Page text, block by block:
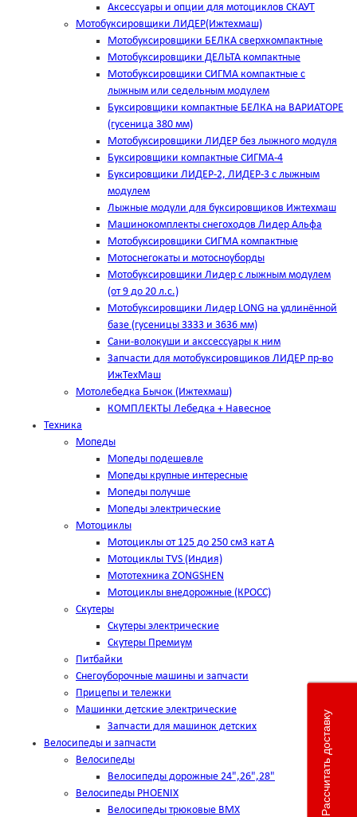
Аксессуары и опции для мотоциклов СКАУТ
Мотобуксировщики ЛИДЕР(Ижтехмаш)
Мотобуксировщики БЕЛКА сверхкомпактные
Мотобуксировщики ДЕЛЬТА компактные
Мотобуксировщики СИГМА компактные с
лыжным или седельным модулем
Буксировщики компактные БЕЛКА на ВАРИАТОРЕ
(гусеница 380 мм)
Мотобуксировщики ЛИДЕР без лыжного модуля
Буксировщики компактные СИГМА-4
Буксировщики ЛИДЕР-2, ЛИДЕР-3 c лыжным
модулем
Лыжные модули для буксировщиков Ижтехмаш
Машинокомплекты снегоходов Лидер Альфа
Мотобуксировщики СИГМА компактные
Мотоснегокаты и мотосноуборды
Мотобуксировщики Лидер с лыжным модулем
(от 9 до 20 л.с.)
Мотобуксировщики Лидер LONG на удлинённой
базе (гусеницы 3333 и 3636 мм)
Сани-волокуши и акссессуары к ним
Запчасти для мотобуксировщиков ЛИДЕР пр-во
ИжТехМаш
Мотолебедка Бычок (Ижтехмаш)
КОМПЛЕКТЫ Лебедка + Навесное
Техника
Мопеды
Мопеды подешевле
Мопеды крупные интересные
Мопеды получше
Мопеды электрические
Мотоциклы
Мотоциклы от 125 до 250 см3 кат А
Мотоциклы TVS (Индия)
Мототехника ZONGSHEN
Мотоциклы внедорожные (КРОСС)
Скутеры
Скутеры электрические
Скутеры Премиум
Питбайки
Снегоуборочные машины и запчасти
Прицепы и тележки
Машинки детские электрические
Запчасти для машинок детских
Велосипеды и запчасти
Велосипеды
Велосипеды дорожные 24",26",28"
Велосипеды PHOENIX
Велосипеды трюковые BMX
Рассчитать доставку